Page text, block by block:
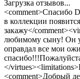
Загрузка отзывов...
<comment>Спасибо
в коллекции
закажу</
любимому сыну! Он у
оправдал все мои
</
<comment>Добрый